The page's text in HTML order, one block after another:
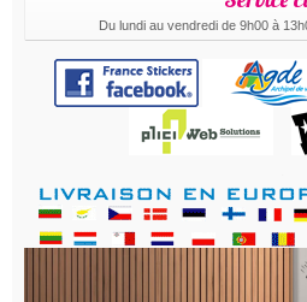
Du lundi au vendredi de 9h00 à